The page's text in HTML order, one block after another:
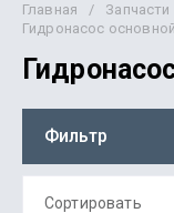
Главная / Запчасти
Гидронасос
Фильтр
Сортировать